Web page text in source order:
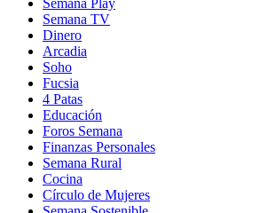
Semana TV
Dinero
Arcadia
Soho
in
new
window
Fucsia
in
new
window
4 Patas
Educación
Foros Semana
Finanzas Personales
Semana Rural
Cocina
Círculo de Mujeres